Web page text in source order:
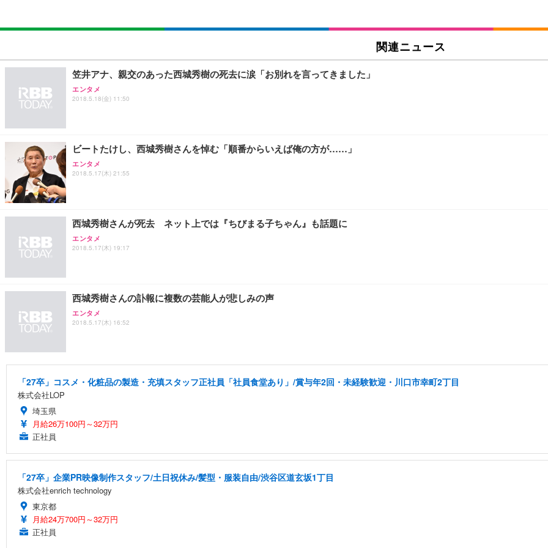
関連ニュース
笠井アナ、親交のあった西城秀樹の死去に涙「お別れを言ってきました」
エンタメ
2018.5.18(金) 11:50
ビートたけし、西城秀樹さんを悼む「順番からいえば俺の方が……」
エンタメ
2018.5.17(木) 21:55
西城秀樹さんが死去 ネット上では『ちびまる子ちゃん』も話題に
エンタメ
2018.5.17(木) 19:17
西城秀樹さんの訃報に複数の芸能人が悲しみの声
エンタメ
2018.5.17(木) 16:52
「27卒」コスメ・化粧品の製造・充填スタッフ正社員「社員食堂あり」/賞与年2回・未経験歓迎・川口市幸町2丁目
株式会社LOP
埼玉県
月給26万100円～32万円
正社員
「27卒」企業PR映像制作スタッフ/土日祝休み/髪型・服装自由/渋谷区道玄坂1丁目
株式会社enrich technology
東京都
月給24万700円～32万円
正社員